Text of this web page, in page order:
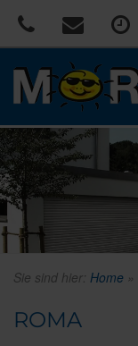
Sie sind hier: Home »
ROMA